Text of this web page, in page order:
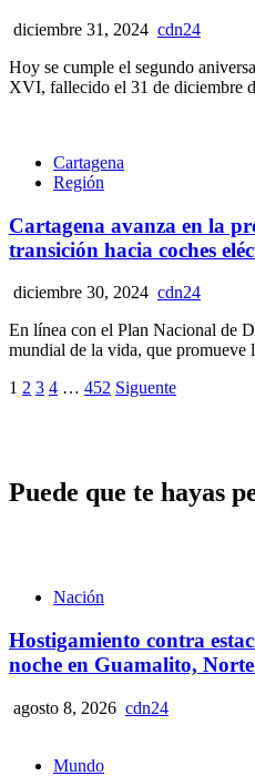
diciembre 31, 2024 cdn24
Hoy se cumple el segundo
XVI, fallecido el 31 de diciembre
Cartagena
Región
Cartagena avanza en la
transición hacia coches
diciembre 30, 2024 cdn24
En línea con el Plan Nacional de
mundial de la vida, que promueve
Paginación
1 2 3 4 … 452 Siguente
Puede que te hayas
Nación
Hostigamiento contra
noche en Guamalito,
agosto 8, 2026 cdn24
Mundo